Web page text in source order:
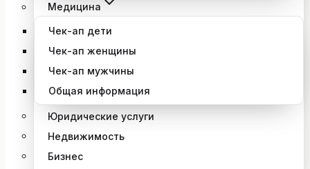
Медицина
Чек-ап дети
Чек-ап женщины
Чек-ап мужчины
Общая информация
Юридические услуги
Недвижимость
Бизнес